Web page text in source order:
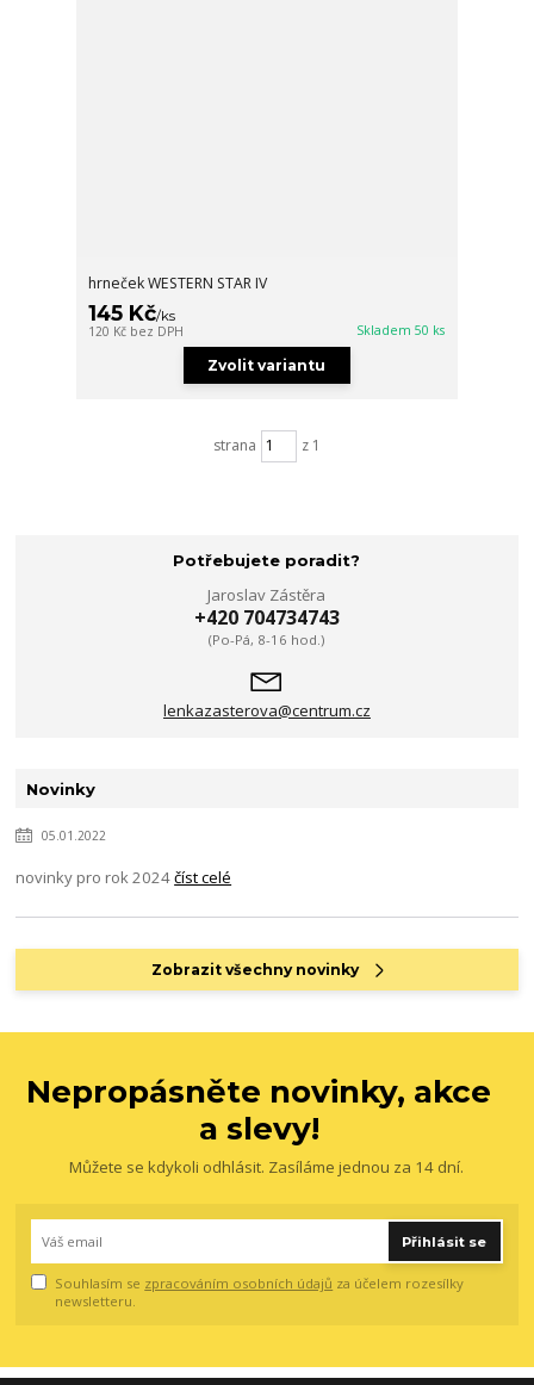
hrneček WESTERN STAR IV
145 Kč/ks
120 Kč bez DPH Skladem 50 ks
Zvolit variantu
strana z 1
Potřebujete poradit?
Jaroslav Zástěra
+420 704734743
(Po-Pá, 8-16 hod.)
lenkazasterova@centrum.cz
Novinky
05.01.2022
novinky pro rok 2024číst celé
Zobrazit všechny novinky
Nepropásněte novinky, akce
a slevy!
Můžete se kdykoli odhlásit. Zasíláme jednou za 14 dní.
Přihlásit se
Souhlasím se zpracováním osobních údajů za účelem rozesílky
newsletteru.